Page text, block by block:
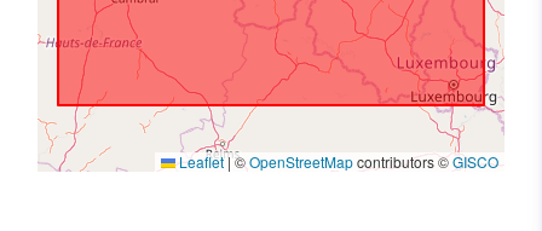
Leaflet|©OpenStreetMapcontributors ©GISCO